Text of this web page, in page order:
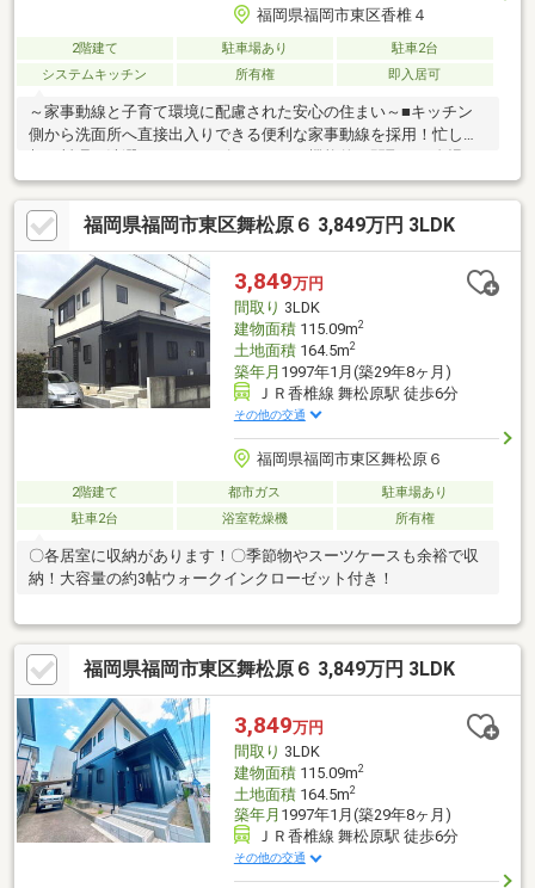
福岡県福岡市東区香椎４
2階建て 駐車場あり
駐車2台
システムキッチン
所有権 即入居可
～家事動線と子育て環境に配慮された安心の住まい～■キッチン
側から洗面所へ直接出入りできる便利な家事動線を採用！忙しい
す！■駐車場は2台分のスペースを確保！■全室南向きの設計で、
どのお部屋にいても暖かな陽光を感じることが出来ます♪お子様の
お部屋も明るく、健康的な毎日をしっかりサポートします！■小
学校徒歩3分！■香椎宮までとほ3分！
福岡県福岡市東区舞松原６ 3,849万円 3LDK
3,849万円
間取り 3LDK
建物面積115.09m2
土地面積164.5m2
築年月 1997年1月(築29年8ヶ月)
ＪＲ香椎線 舞松原駅 徒歩6分
その他の交通
福岡県福岡市東区舞松原６
2階建て 都市ガス
駐車場あり
駐車2台
浴室乾燥機 所有権
〇各居室に収納があります！〇季節物やスーツケースも余裕で収
納！大容量の約3帖ウォークインクローゼット付き！
福岡県福岡市東区舞松原６ 3,849万円 3LDK
3,849万円
間取り 3LDK
建物面積115.09m2
土地面積164.5m2
築年月 1997年1月(築29年8ヶ月)
ＪＲ香椎線 舞松原駅 徒歩6分
その他の交通